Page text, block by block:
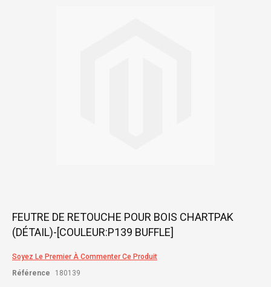
Skip
the
of
images
FEUTRE DE RETOUCHE POUR BOIS CHARTPAK
(DÉTAIL)-[COULEUR:P139 BUFFLE]
Soyez Le Premier À Commenter Ce Produit
Référence
180139